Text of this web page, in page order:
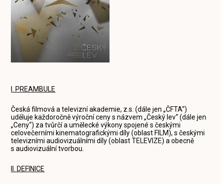
I. PREAMBULE
Česká filmová a televizní akademie, z.s. (dále jen „ČFTA“)
uděluje každoročně výroční ceny s názvem „Český lev“ (dále jen
„Ceny“) za tvůrčí a umělecké výkony spojené s českými
celovečerními kinematografickými díly (oblast FILM), s českými
televizními audiovizuálními díly (oblast TELEVIZE) a obecně
s audiovizuální tvorbou.
II. DEFINICE